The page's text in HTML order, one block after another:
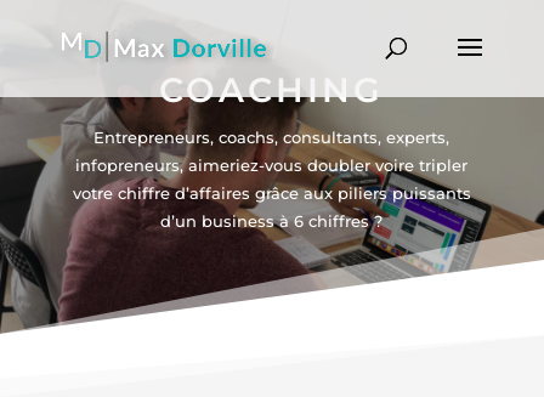
COACHING
Entrepreneurs, coachs, consultants, experts,
infopreneurs, aimeriez-vous doubler voire tripler
votre chiffre d’affaires grâce aux piliers puissants
d’un business à 6 chiffres ?